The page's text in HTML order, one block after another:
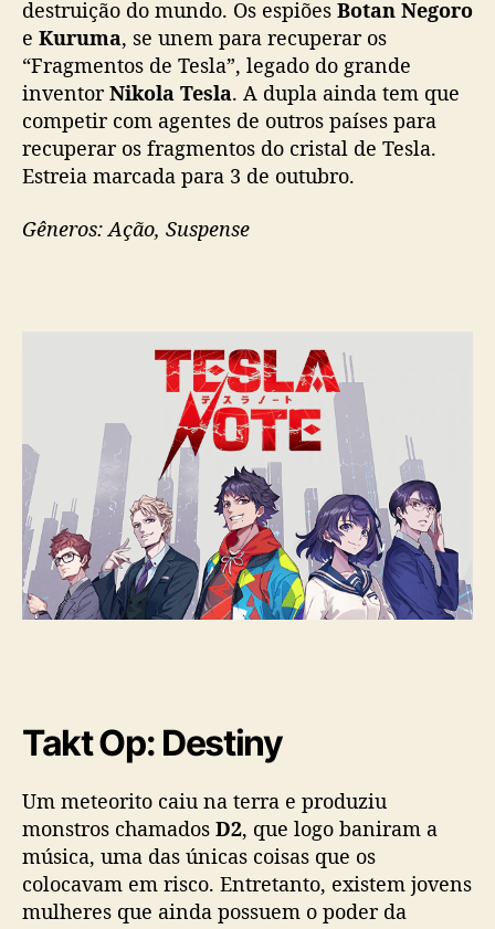
destruição do mundo. Os espiões Botan Negoro
e Kuruma, se unem para recuperar os
“Fragmentos de Tesla”, legado do grande
inventorNikola Tesla. A dupla ainda tem que
competir com agentes de outros países para
recuperar os fragmentos do cristal de Tesla.
Estreia marcada para 3 de outubro.
Gêneros: Ação, Suspense
Takt Op: Destiny
Um meteorito caiu na terra e produziu
monstros chamados D2, que logo baniram a
música, uma das únicas coisas que os
colocavam em risco. Entretanto, existem jovens
mulheres que ainda possuem o poder da